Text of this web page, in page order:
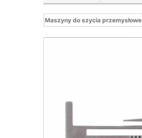
Maszyny do szycia przemysłowe